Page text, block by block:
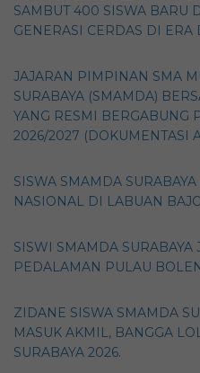
SAMBUT 400 SISWA BARU
GENERASI CERDAS DI ERA
JAJARAN PIMPINAN SMA
SURABAYA (SMAMDA)
YANG RESMI BERGABUNG
2026/2027 (DOKUMENTASI
SISWA SMAMDA
NASIONAL DI LABUAN
SISWI SMAMDA SURABAYA
PEDALAMAN PULAU
ZIDANE SISWA SMAMDA
MASUK AKMIL, BANGGA
SURABAYA 2026.